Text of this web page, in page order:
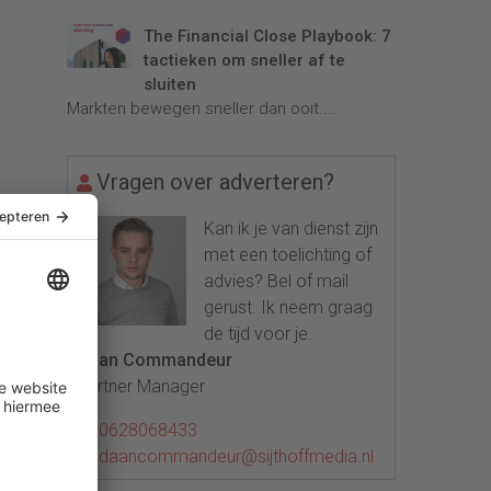
The Financial Close Playbook: 7
tactieken om sneller af te
sluiten
Markten bewegen sneller dan ooit....
Vragen over adverteren?
Kan ik je van dienst zijn
met een toelichting of
advies? Bel of mail
gerust. Ik neem graag
de tijd voor je.
Daan Commandeur
Partner Manager
0628068433
daancommandeur@sijthoffmedia.nl